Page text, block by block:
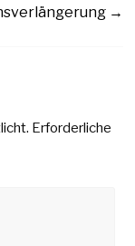
→
Erforderliche